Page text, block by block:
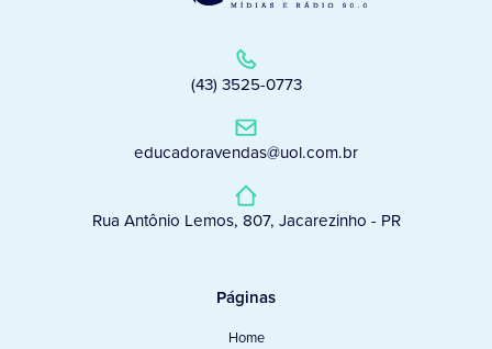
(43) 3525-0773
educadoravendas@uol.com.br
Rua Antônio Lemos, 807, Jacarezinho - PR
Páginas
Home